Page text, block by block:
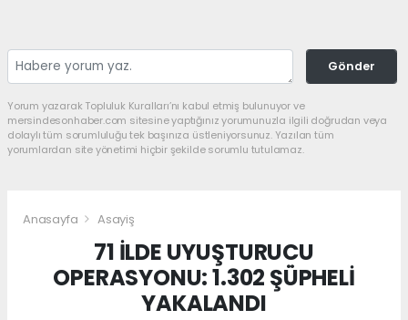
Gönder
Yorum yazarak Topluluk Kuralları’nı kabul etmiş bulunuyor ve
mersindesonhaber.com sitesine yaptığınız yorumunuzla ilgili doğrudan veya
dolaylı tüm sorumluluğu tek başınıza üstleniyorsunuz. Yazılan tüm
yorumlardan site yönetimi hiçbir şekilde sorumlu tutulamaz.
Anasayfa Asayiş
71 İLDE UYUŞTURUCU
OPERASYONU: 1.302 ŞÜPHELİ
YAKALANDI